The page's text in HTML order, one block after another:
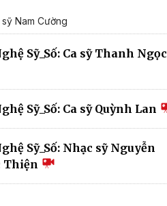
sỹ Nam Cường
Sỹ_Số: Ca sỹ Thanh Ngọc
Sỹ_Số: Ca sỹ Quỳnh Lan
Sỹ_Số: Nhạc sỹ Nguyễn
Thiện